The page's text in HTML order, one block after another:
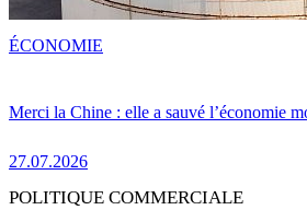
Merci la Chine : elle a sauvé l’économie
27.07.2026
ÉCONOMIE
POLITIQUE COMMERCIALE